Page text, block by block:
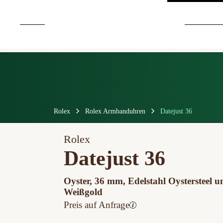
Rolex Rolex Armbanduhren Datejust 36
Rolex
Datejust 36
Oyster, 36 mm, Edelstahl Oystersteel
Weißgold
Preis auf Anfrage